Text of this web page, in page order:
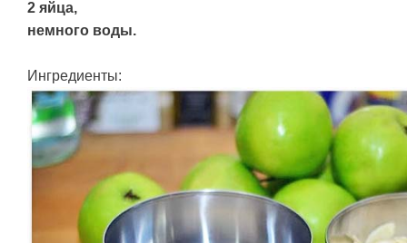
2 яйца,
немного воды.
Ингредиенты: